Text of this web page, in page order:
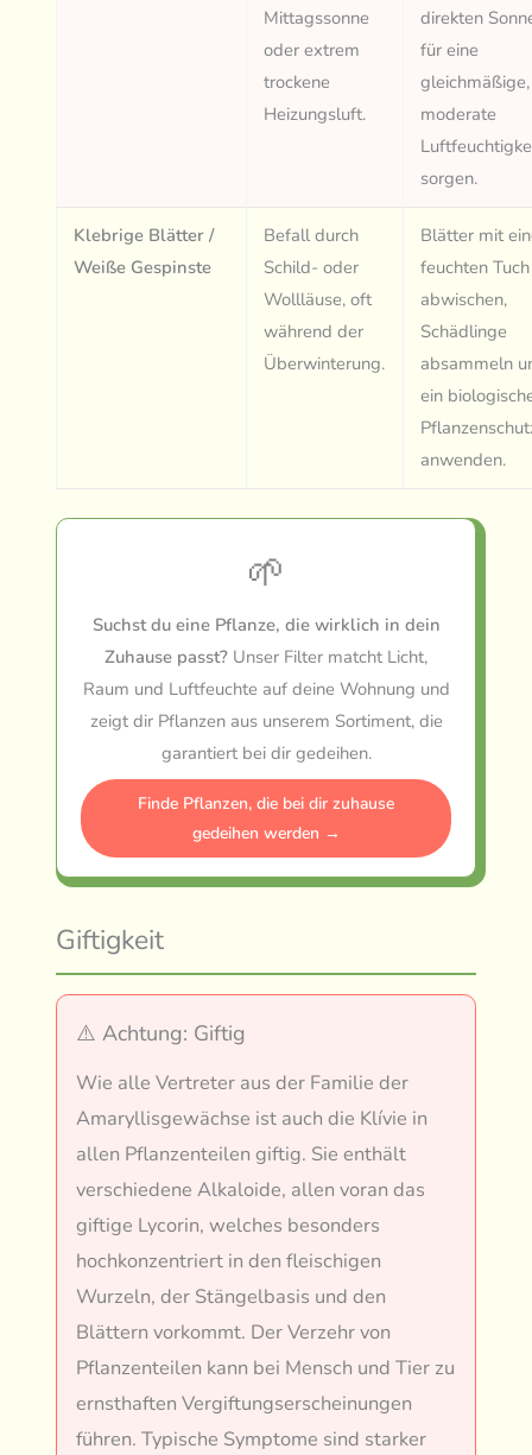
Mittagssonne
oder extrem
trockene
Heizungsluft.
direkten
für eine
gleichmäßige,
moderate
sorgen.
Klebrige Blätter /
Weiße Gespinste
Befall durch
Schild- oder
Wollläuse, oft
während der
Überwinterung.
Blätter mit
feuchten Tuch
abwischen,
Schädlinge
absammeln
ein
anwenden.
🌱
Suchst du eine Pflanze, die wirklich in dein
Zuhause passt? Unser Filter matcht Licht,
Raum und Luftfeuchte auf deine Wohnung und
zeigt dir Pflanzen aus unserem Sortiment, die
garantiert bei dir gedeihen.
Finde Pflanzen, die bei dir zuhause
gedeihen werden →
Giftigkeit
⚠️ Achtung: Giftig
Wie alle Vertreter aus der Familie der
Amaryllisgewächse ist auch die Klívie in
allen Pflanzenteilen giftig. Sie enthält
verschiedene Alkaloide, allen voran das
giftige Lycorin, welches besonders
hochkonzentriert in den fleischigen
Wurzeln, der Stängelbasis und den
Blättern vorkommt. Der Verzehr von
Pflanzenteilen kann bei Mensch und Tier zu
ernsthaften Vergiftungserscheinungen
führen. Typische Symptome sind starker